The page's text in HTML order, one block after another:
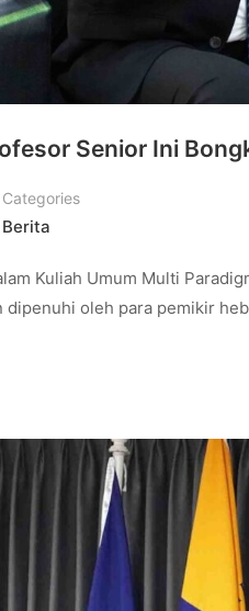
Senior Ini
Categories
Berita
Kuliah Umum Multi
oleh para pemikir